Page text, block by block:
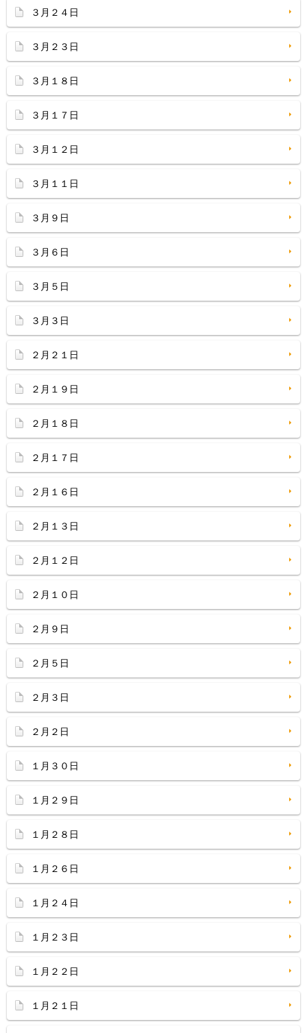
３月２４日
３月２３日
３月１８日
３月１７日
３月１２日
３月１１日
３月９日
３月６日
３月５日
３月３日
２月２１日
２月１９日
２月１８日
２月１７日
２月１６日
２月１３日
２月１２日
２月１０日
２月９日
２月５日
２月３日
２月２日
１月３０日
１月２９日
１月２８日
１月２６日
１月２４日
１月２３日
１月２２日
１月２１日